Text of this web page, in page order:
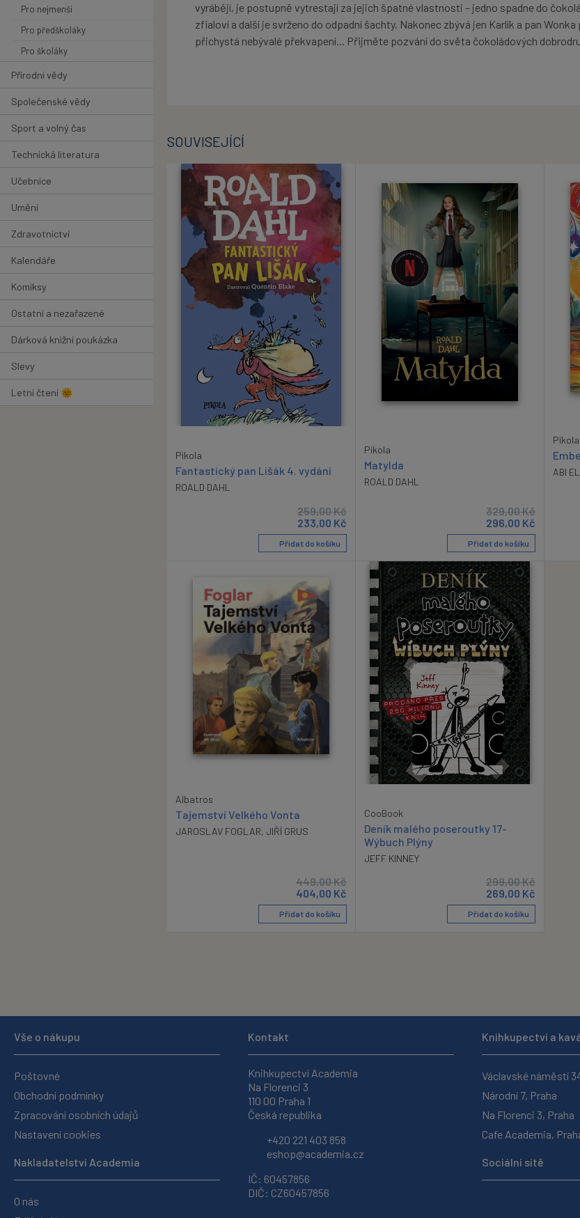
Pro nejmenší
Pro předškoláky
Pro školáky
Přírodní vědy
Společenské vědy
Sport a volný čas
Technická literatura
Učebnice
Umění
Zdravotnictví
Kalendáře
Komiksy
Ostatní a nezařazené
Dárková knižní poukázka
Slevy
Letní čtení 🌞
vyrábějí, je postupně vytrestají za jejich špatné vlastnosti – jedno spadne do
zfialoví a další je svrženo do odpadní šachty. Nakonec zbývá jen Karlík a pan Wonka
přichystá nebývalé překvapení... Přijměte pozvání do světa čokoládových
SOUVISEJÍCÍ
Pikola
Fantastický pan Lišák 4. vydání
ROALD DAHL
259,00Kč
233,00 Kč
Přidat do košíku
Pikola
Matylda
ROALD DAHL
329,00Kč
296,00 Kč
Přidat do košíku
Pikola
ABI
Albatros
Tajemství Velkého Vonta
JAROSLAV FOGLAR, JIŘÍ GRUS
449,00Kč
404,00 Kč
Přidat do košíku
CooBook
Deník malého poseroutky 17-
Wýbuch Plýny
JEFF KINNEY
299,00Kč
269,00 Kč
Přidat do košíku
Vše o nákupu
Poštovné
Obchodní podmínky
Zpracování osobních údajů
Nastavení cookies
Nakladatelství Academia
O nás
Kontakt
Knihkupectví Academia
Na Florenci 3
110 00 Praha 1
Česká republika
+420 221 403 858
eshop@academia.cz
IČ: 60457856
DIČ: CZ60457856
Knihkupectví a
Václavské náměstí
Národní 7, Praha
Na Florenci 3, Praha
Cafe Academia,
Sociální sítě